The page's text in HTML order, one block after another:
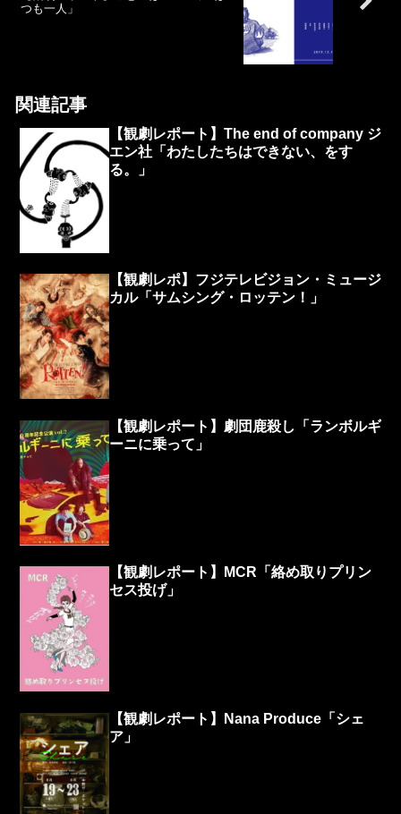
つも一人」
関連記事
【観劇レポート】The end of company ジ
エン社「わたしたちはできない、をす
る。」
【観劇レポ】フジテレビジョン・ミュージ
カル「サムシング・ロッテン！」
【観劇レポート】劇団鹿殺し「ランボルギ
ーニに乗って」
【観劇レポート】MCR「絡め取りプリン
セス投げ」
【観劇レポート】Nana Produce「シェ
ア」